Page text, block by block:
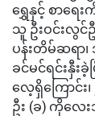
ရွှေနှင့် စာရေ
သူ ဦးဝင်းလွင်ဦ
ပန်းတိမ်ဆရာ
ခင်မင်ရင်းနှီး
လေ့ရှိကြောင်
ဦး (ခ) ကိုလေ